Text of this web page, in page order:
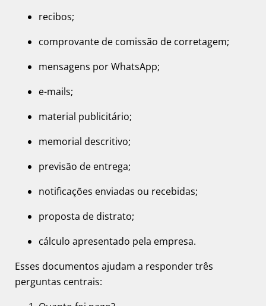
recibos;
comprovante de comissão de corretagem;
mensagens por WhatsApp;
e-mails;
material publicitário;
memorial descritivo;
previsão de entrega;
notificações enviadas ou recebidas;
proposta de distrato;
cálculo apresentado pela empresa.
Esses documentos ajudam a responder três
perguntas centrais: